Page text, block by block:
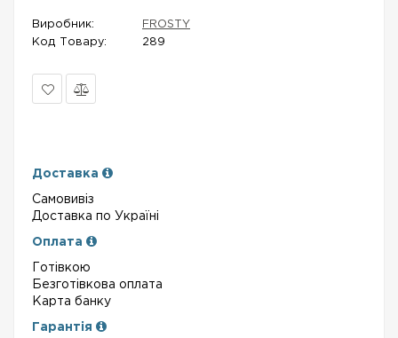
Виробник:
FROSTY
Код Товару:
289
Доставка
Самовивіз
Доставка по Україні
Оплата
Готівкою
Безготівкова оплата
Карта банку
Гарантія